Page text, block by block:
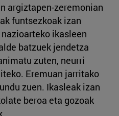
argiztapen-zeremonian
funtsezkoak izan
ikasleen
batzuek jendetza
zuten, neurri
Eremuan jarritako
zuen. Ikasleak izan
beroa eta gozoak